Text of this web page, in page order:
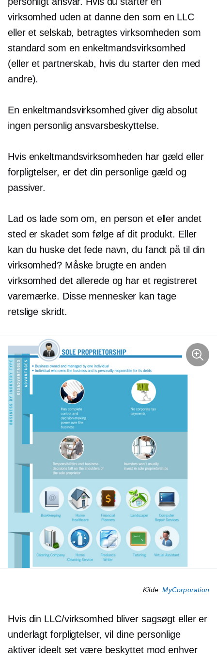
virksomhed uden at danne den som en LLC
eller et selskab, betragtes virksomheden som
standard som en enkeltmandsvirksomhed
(eller et partnerskab, hvis du starter den med
andre).
En enkeltmandsvirksomhed giver dig absolut
ingen personlig ansvarsbeskyttelse.
Hvis enkeltmandsvirksomheden har gæld eller
forpligtelser, er det din personlige gæld og
passiver.
Lad os lade som om, en person et eller andet
sted er skadet som følge af dit produkt. Eller
kan du huske det fede navn, du fandt på til din
virksomhed? Måske brugte en anden
virksomhed det allerede og har et registreret
varemærke. Disse mennesker kan tage
retslige skridt.
Kilde:MyCorporation
Hvis din LLC/virksomhed bliver sagsøgt eller er
underlagt forpligtelser, vil dine personlige
aktiver ideelt set være beskyttet mod enhver